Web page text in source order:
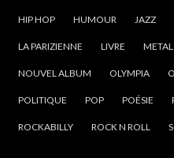
HIP HOP HUMOUR JAZZ
LA PARIZIENNE LIVRE METAL
NOUVEL ALBUM OLYMPIA
POLITIQUE POP POÉSIE
ROCKABILLY ROCK N ROLL